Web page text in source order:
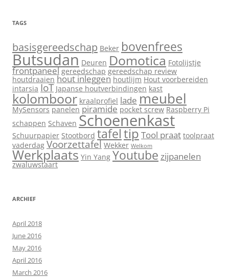
TAGS
basisgereedschap Beker bovenfrees
Butsudan Deuren Domotica Fotolijstje
frontpaneel gereedschap gereedschap review
houtdraaien hout inleggen houtlijm Hout voorbereiden
intarsia IoT Japanse houtverbindingen kast
kolomboor kraalprofiel lade meubel
MySensors panelen piramide pocket screw Raspberry Pi
schappen Schaven Schoenenkast
Schuurpapier Stootbord tafeltipTool praat toolpraat
vaderdag Voorzettafel Wekker Welkom
Werkplaats Yin Yang Youtube zijpanelen
zwaluwstaart
ARCHIEF
April 2018
June 2016
May 2016
April 2016
March 2016